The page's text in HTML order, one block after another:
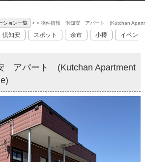
ション一覧 > 物件情報 倶知安 アパート (Kutchan
倶知安 スポット 余市 小樽
イベン
アパート (Kutchan Apartment